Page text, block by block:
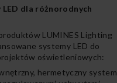
dla różnorodnych
LUMINES Lighting
systemy LED do
oświetleniowych:
hermetyczny system